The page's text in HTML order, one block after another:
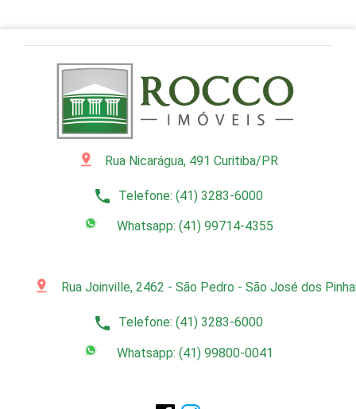
pin_drop Rua Nicarágua, 491 Curitiba/PR
phone Telefone: (41) 3283-6000
Whatsapp: (41) 99714-4355
pin_drop Rua Joinville, 2462 - São Pedro - São José dos
phone Telefone: (41) 3283-6000
Whatsapp: (41) 99800-0041